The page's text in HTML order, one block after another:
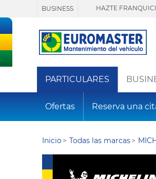
BUSINESS HAZTE
PARTICULARES
Ofertas Reserva una
Inicio Todas las marcas